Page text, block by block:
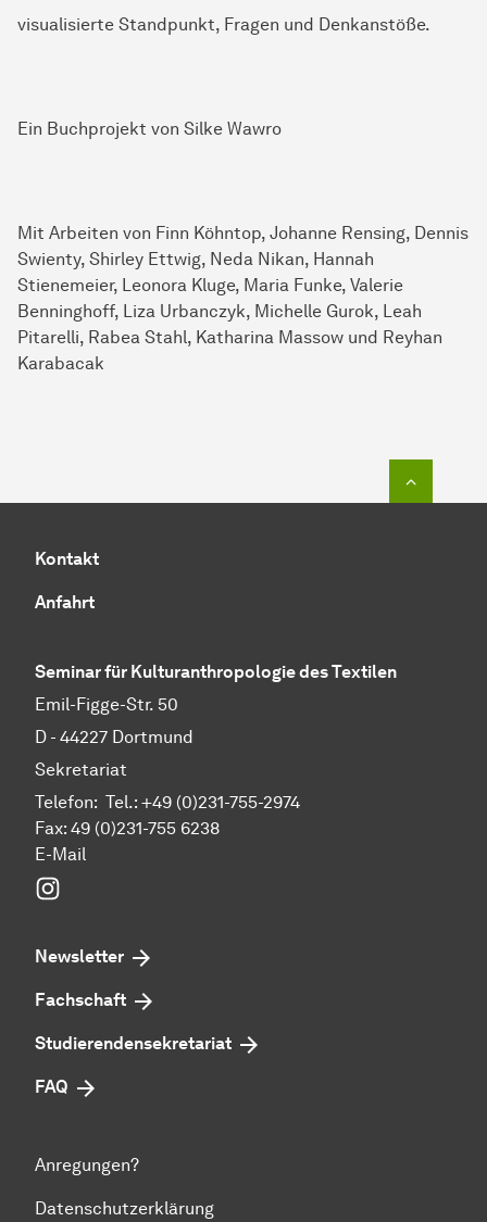
visualisierte Standpunkt, Fragen und Denkanstöße.
Ein Buchprojekt von Silke Wawro
Mit Arbeiten von Finn Köhntop, Johanne Rensing, Dennis
Swienty, Shirley Ettwig, Neda Nikan, Hannah
Stienemeier, Leonora Kluge, Maria Funke, Valerie
Benninghoff, Liza Urbanczyk, Michelle Gurok, Leah
Pitarelli, Rabea Stahl, Katharina Massow und Reyhan
Karabacak
Kontakt
Anfahrt
Seminar für Kulturanthropologie des Textilen
Emil-Figge-Str. 50
D - 44227 Dort­mund
Sekretariat
Telefon: Tel.: +49 (0)231-755-2974
Fax: 49 (0)231-755 6238
E-Mail
Newsletter
Fachschaft
Studierendensekretariat
FAQ
Anregungen?
Datenschutzerklärung